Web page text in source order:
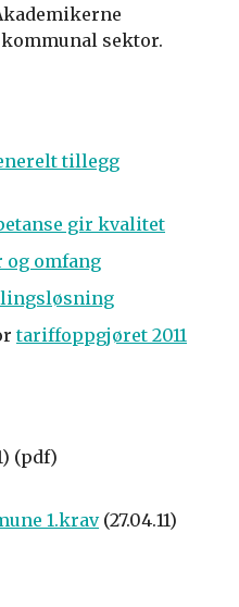
sektor.
tillegg
gir kvalitet
og omfang
tariffoppgjøret 2011
(pdf)
1.krav(27.04.11)